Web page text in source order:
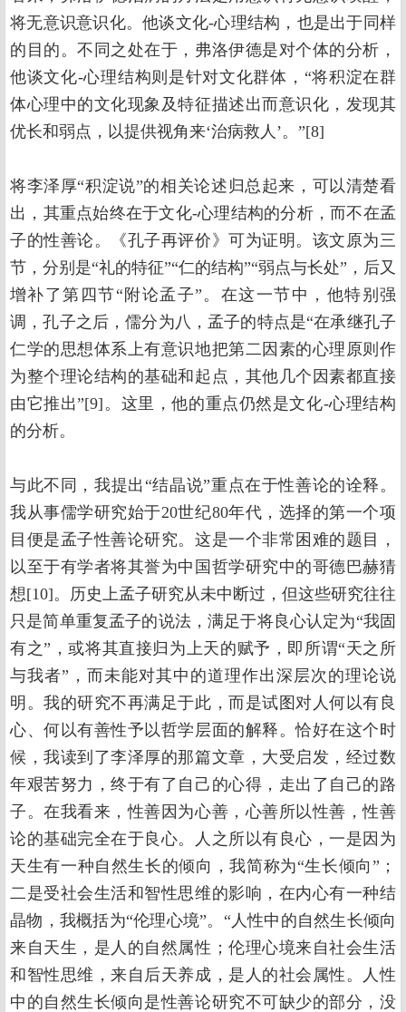
将无意识意识化。他谈文化-心理结构，也是出于同样
的目的。不同之处在于，弗洛伊德是对个体的分析，
他谈文化-心理结构则是针对文化群体，“将积淀在群
体心理中的文化现象及特征描述出而意识化，发现其
优长和弱点，以提供视角来‘治病救人’。”[8]
将李泽厚“积淀说”的相关论述归总起来，可以清楚看
出，其重点始终在于文化-心理结构的分析，而不在孟
子的性善论。《孔子再评价》可为证明。该文原为三
节，分别是“礼的特征”“仁的结构”“弱点与长处”，后又
增补了第四节“附论孟子”。在这一节中，他特别强
调，孔子之后，儒分为八，孟子的特点是“在承继孔子
仁学的思想体系上有意识地把第二因素的心理原则作
为整个理论结构的基础和起点，其他几个因素都直接
由它推出”[9]。这里，他的重点仍然是文化-心理结构
的分析。
与此不同，我提出“结晶说”重点在于性善论的诠释。
我从事儒学研究始于20世纪80年代，选择的第一个项
目便是孟子性善论研究。这是一个非常困难的题目，
以至于有学者将其誉为中国哲学研究中的哥德巴赫猜
想[10]。历史上孟子研究从未中断过，但这些研究往往
只是简单重复孟子的说法，满足于将良心认定为“我固
有之”，或将其直接归为上天的赋予，即所谓“天之所
与我者”，而未能对其中的道理作出深层次的理论说
明。我的研究不再满足于此，而是试图对人何以有良
心、何以有善性予以哲学层面的解释。恰好在这个时
候，我读到了李泽厚的那篇文章，大受启发，经过数
年艰苦努力，终于有了自己的心得，走出了自己的路
子。在我看来，性善因为心善，心善所以性善，性善
论的基础完全在于良心。人之所以有良心，一是因为
天生有一种自然生长的倾向，我简称为“生长倾向”；
二是受社会生活和智性思维的影响，在内心有一种结
晶物，我概括为“伦理心境”。“人性中的自然生长倾向
来自天生，是人的自然属性；伦理心境来自社会生活
和智性思维，来自后天养成，是人的社会属性。人性
中的自然生长倾向是性善论研究不可缺少的部分，没